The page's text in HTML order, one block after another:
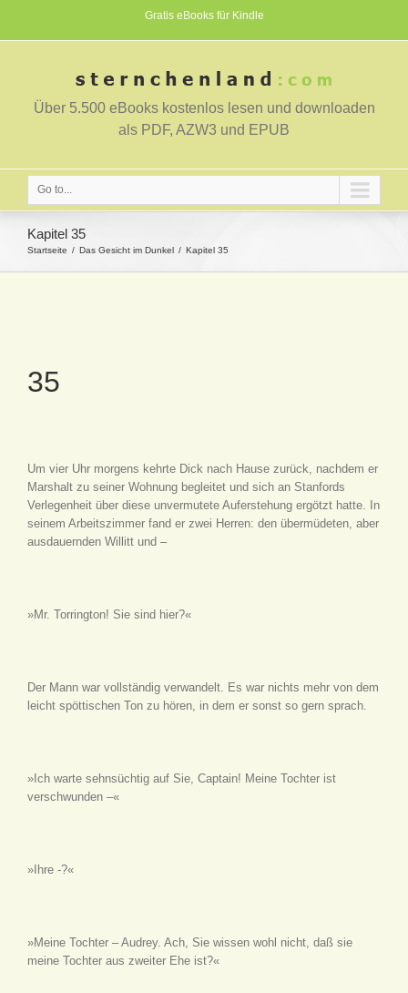
Gratis eBooks für Kindle
Über 5.500 eBooks kostenlos lesen und downloaden
als PDF, AZW3 und EPUB
Go to...
Kapitel 35
Startseite Das Gesicht im Dunkel Kapitel 35
35
Um vier Uhr morgens kehrte Dick nach Hause zurück, nachdem er
Marshalt zu seiner Wohnung begleitet und sich an Stanfords
Verlegenheit über diese unvermutete Auferstehung ergötzt hatte. In
seinem Arbeitszimmer fand er zwei Herren: den übermüdeten, aber
ausdauernden Willitt und –
»Mr. Torrington! Sie sind hier?«
Der Mann war vollständig verwandelt. Es war nichts mehr von dem
leicht spöttischen Ton zu hören, in dem er sonst so gern sprach.
»Ich warte sehnsüchtig auf Sie, Captain! Meine Tochter ist
verschwunden –«
»Ihre -?«
»Meine Tochter – Audrey. Ach, Sie wissen wohl nicht, daß sie
meine Tochter aus zweiter Ehe ist?«